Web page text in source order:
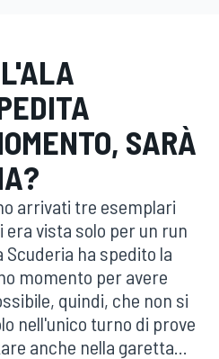
SARÀ
arrivati tre esemplari
era vista solo per un run
ha spedito la
momento per avere
quindi, che non si
nell'unico turno di prove
anche nella garetta...